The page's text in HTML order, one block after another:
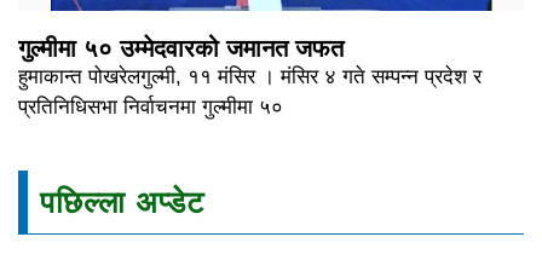
गुल्मीमा ५० उम्मेदवारको जमानत जफत
हुमाकान्त पोखरेलगुल्मी, ११ मंसिर । मंसिर ४ गते सम्पन्न प्रदेश र
प्रतिनिधिसभा निर्वाचनमा गुल्मीमा ५०
पछिल्ला अप्डेट